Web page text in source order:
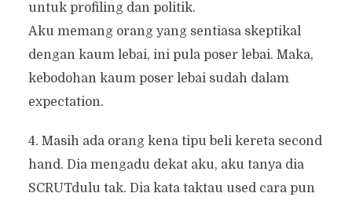
untuk profiling dan politik.
Aku memang orang yang sentiasa skeptikal
dengan kaum lebai, ini pula poser lebai. Maka,
kebodohan kaum poser lebai sudah dalam
expectation.
4. Masih ada orang kena tipu beli kereta second
hand. Dia mengadu dekat aku, aku tanya dia
SCRUTdulu tak. Dia kata taktau used cara pun